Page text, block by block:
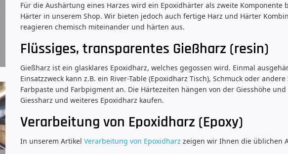
Für die Aushärtung eines Harzes wird ein Epoxidhärter als zweite
Härter in unserem Shop. Wir bieten jedoch auch fertige Harz und Härter
reagieren chemisch miteinander und härten aus.
Flüssiges, transparentes Gießharz (resin)
Gießharz ist ein glasklares Epoxidharz, welches gegossen wird. Einmal
Einsatzzweck kann z.B. ein River-Table (Epoxidharz Tisch), Schmuck oder
Farbpaste und Farbpigment an. Die Härtezeiten hängen von der Giesshöhe
Giessharz und weiteres Epoxidharz kaufen.
Verarbeitung von Epoxidharz (Epoxy)
In unserem Artikel Verarbeitung von Epoxidharz zeigen wir Ihnen die üblichen